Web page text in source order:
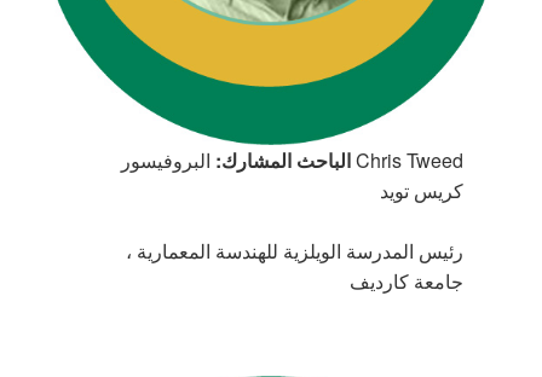
Chris Tweedالباحث المشارك: البروفيسور
كريس تويد
رئيس المدرسة الويلزية للهندسة المعمارية ،
جامعة كارديف